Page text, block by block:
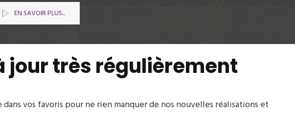
EN SAVOIR PLUS...
jour très régulièrement
vos favoris pour ne rien manquer de nos nouvelles réalisations et